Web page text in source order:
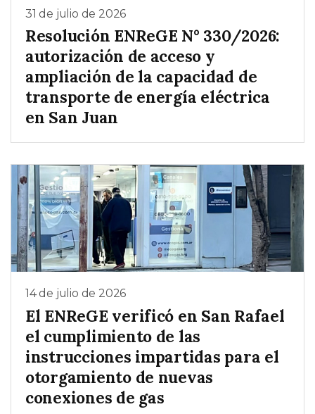
31 de julio de 2026
Resolución ENReGE N° 330/2026:
autorización de acceso y
ampliación de la capacidad de
transporte de energía eléctrica
en San Juan
14 de julio de 2026
El ENReGE verificó en San Rafael
el cumplimiento de las
instrucciones impartidas para el
otorgamiento de nuevas
conexiones de gas